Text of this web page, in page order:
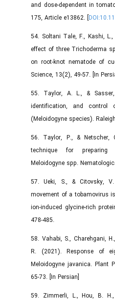
and dose-dependent in
175, Article e13862. [
54. Soltani Tale, F., Kashi,
effect of three Trichoderma
on root-knot nematode of
Science, 13(2), 49-57. [In
55. Taylor, A. L., &
identification, and control
(Meloidogyne species).
56. Taylor, P., &
technique for
Meloidogyne spp.
57. Ueki, S., & Citovsky,
movement of a tobamovirus
ion-induced glycine-rich
478-485.
58. Vahabi, S., Charehgani,
R. (2021). Response of
Meloidogyne javanica.
65-73. [In Persian]
59. Zimmerli, L., Hou, B.